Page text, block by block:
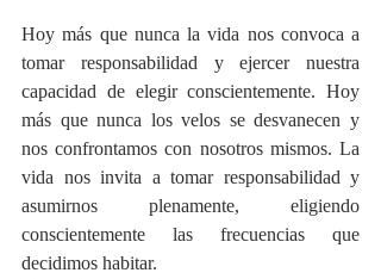
Hoy más que nunca la vida nos convoca a
tomar responsabilidad y ejercer nuestra
capacidad de elegir conscientemente. Hoy
más que nunca los velos se desvanecen y
nos confrontamos con nosotros mismos. La
vida nos invita a tomar responsabilidad y
asumirnos plenamente, eligiendo
conscientemente las frecuencias que
decidimos habitar.